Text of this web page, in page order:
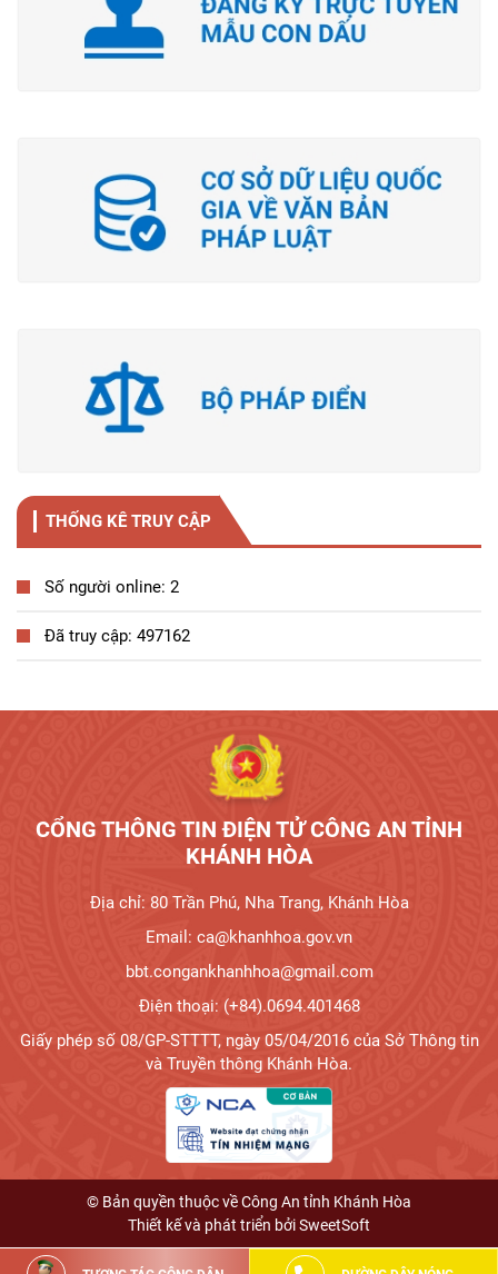
THỐNG KÊ TRUY CẬP
Số người online: 2
Đã truy cập: 497162
CỔNG THÔNG TIN ĐIỆN TỬ CÔNG AN TỈNH
KHÁNH HÒA
Địa chỉ: 80 Trần Phú, Nha Trang, Khánh Hòa
Email: ca@khanhhoa.gov.vn
bbt.congankhanhhoa@gmail.com
Điện thoại: (+84).0694.401468
Giấy phép số 08/GP-STTTT, ngày 05/04/2016 của Sở Thông tin
và Truyền thông Khánh Hòa.
© Bản quyền thuộc về Công An tỉnh Khánh Hòa
Thiết kế và phát triển bởiSweetSoft